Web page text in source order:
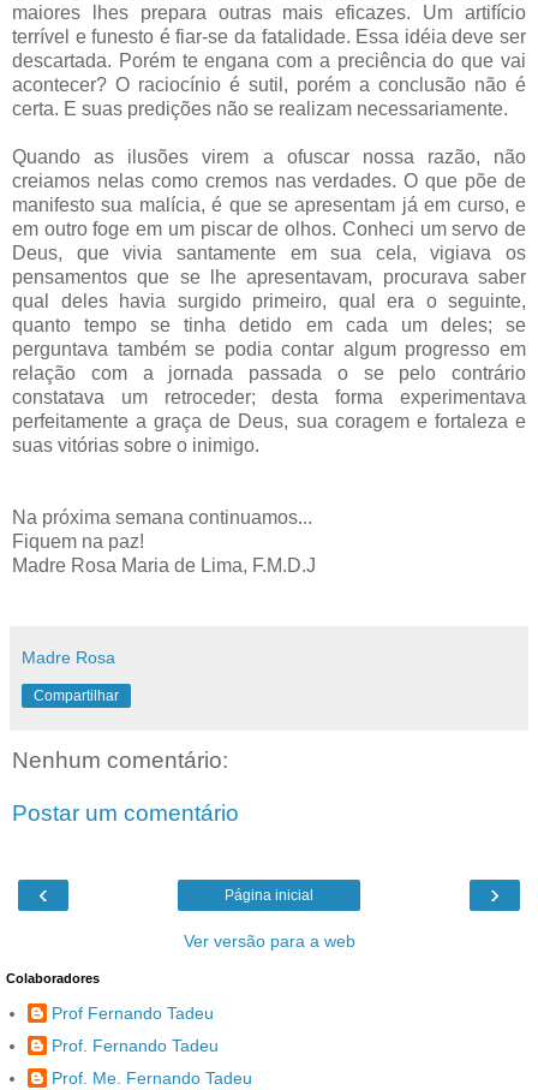
maiores lhes prepara outras mais eficazes. Um artifício
terrível e funesto é fiar-se da fatalidade. Essa idéia deve ser
descartada. Porém te engana com a preciência do que vai
acontecer? O raciocínio é sutil, porém a conclusão não é
certa. E suas predições não se realizam necessariamente.
Quando as ilusões virem a ofuscar nossa razão, não
creiamos nelas como cremos nas verdades. O que põe de
manifesto sua malícia, é que se apresentam já em curso, e
em outro foge em um piscar de olhos. Conheci um servo de
Deus, que vivia santamente em sua cela, vigiava os
pensamentos que se lhe apresentavam, procurava saber
qual deles havia surgido primeiro, qual era o seguinte,
quanto tempo se tinha detido em cada um deles; se
perguntava também se podia contar algum progresso em
relação com a jornada passada o se pelo contrário
constatava um retroceder; desta forma experimentava
perfeitamente a graça de Deus, sua coragem e fortaleza e
suas vitórias sobre o inimigo.
Na próxima semana continuamos...
Fiquem na paz!
Madre Rosa Maria de Lima, F.M.D.J
Madre Rosa
Compartilhar
Nenhum comentário:
Postar um comentário
‹ ›
Página inicial
Ver versão para a web
Colaboradores
Prof Fernando Tadeu
Prof. Fernando Tadeu
Prof. Me. Fernando Tadeu